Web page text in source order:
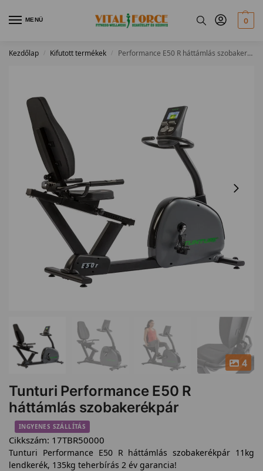
MENÜ 0
Kezdőlap / Kifutott termékek / Performance E50 R háttámlás szobakerékpár
4
Tunturi Performance E50 R
háttámlás szobakerékpár
INGYENES SZÁLLÍTÁS
Cikkszám: 17TBR50000
Tunturi Performance E50 R háttámlás szobakerékpár 11kg
lendkerék, 135kg teherbírás 2 év garancia!